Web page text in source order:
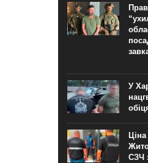
командира бригади
бригади
вважає, що усіх
У
СЗЧ